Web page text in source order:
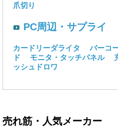
爪切り
PC周辺・サプライ
カードリーダライタ バーコ
ド
モニタ・タッチパネル
ッシュドロワ
売れ筋・人気メーカー